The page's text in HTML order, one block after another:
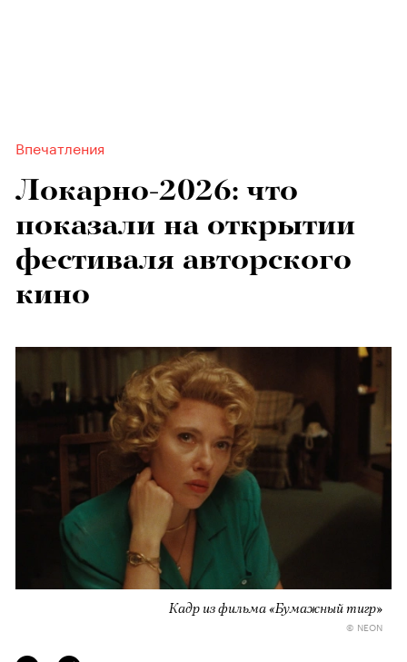
Впечатления
Локарно-2026: что
показали на открытии
фестиваля авторского
кино
Кадр из фильма «Бумажный тигр»
© NEON